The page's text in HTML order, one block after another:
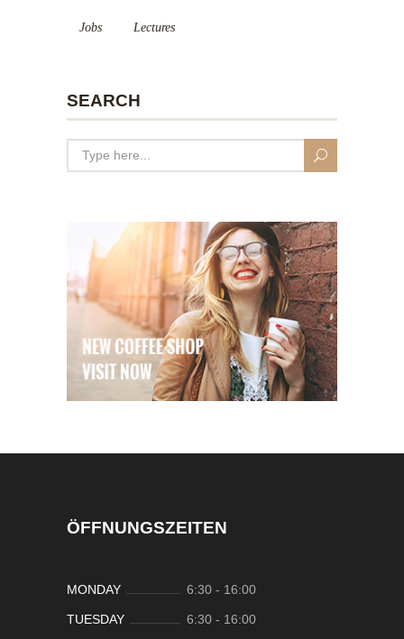
Jobs Lectures
SEARCH
ÖFFNUNGSZEITEN
MONDAY 6:30 - 16:00
TUESDAY 6:30 - 16:00